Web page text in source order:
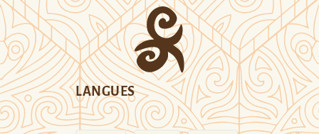
LANGUES